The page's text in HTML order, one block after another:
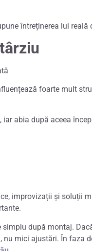
întreținerea lui reală
foarte mult
abia după aceea
improvizații și soluții
după montaj.
mici ajustări. În faza